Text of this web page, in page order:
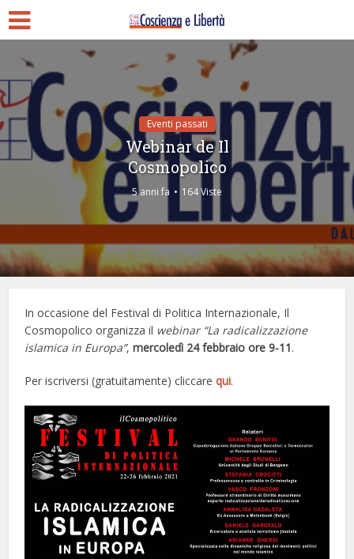
Eventi passati
Webinar de Il
Cosmopolico
5 anni fa 164 Viste
In occasione del Festival di Politica Internazionale, Il
Cosmopolico organizza il webinar “La radicalizzazione
islamica in Europa”,mercoledì 24 febbraio ore 9-11.
Per iscriversi (gratuitamente) cliccarequi.